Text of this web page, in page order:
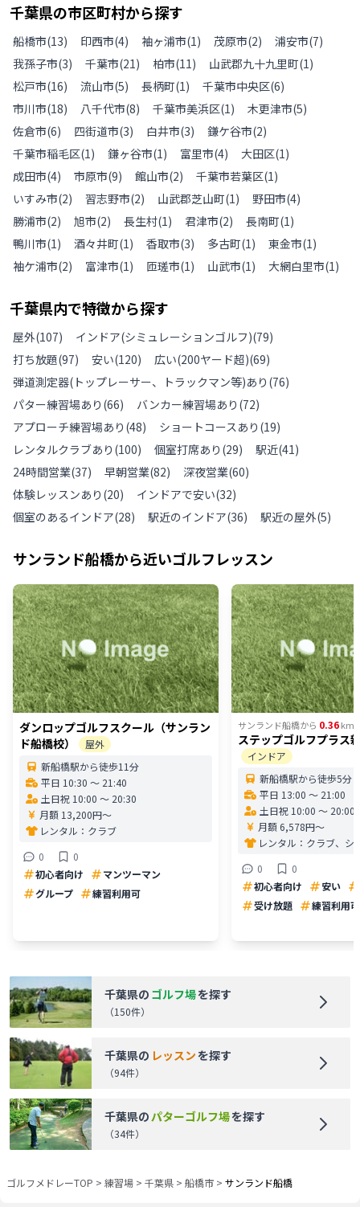
千葉県の市区町村から探す
船橋市(13) 印西市(4) 袖ヶ浦市(1) 茂原市(2) 浦安市(7)
我孫子市(3) 千葉市(21) 柏市(11) 山武郡九十九里町(1)
松戸市(16) 流山市(5) 長柄町(1) 千葉市中央区(6)
市川市(18) 八千代市(8) 千葉市美浜区(1) 木更津市(5)
佐倉市(6) 四街道市(3) 白井市(3) 鎌ケ谷市(2)
千葉市稲毛区(1) 鎌ヶ谷市(1) 富里市(4) 大田区(1)
成田市(4) 市原市(9) 館山市(2) 千葉市若葉区(1)
いすみ市(2) 習志野市(2) 山武郡芝山町(1) 野田市(4)
勝浦市(2) 旭市(2) 長生村(1) 君津市(2) 長南町(1)
鴨川市(1) 酒々井町(1) 香取市(3) 多古町(1) 東金市(1)
袖ケ浦市(2) 富津市(1) 匝瑳市(1) 山武市(1) 大網白里市(1)
千葉県内で特徴から探す
屋外(107) インドア(シミュレーションゴルフ)(79)
打ち放題(97) 安い(120) 広い(200ヤード超)(69)
弾道測定器(トップレーサー、トラックマン等)あり (76)
パター練習場あり (66) バンカー練習場あり (72)
アプローチ練習場あり (48) ショートコースあり (19)
レンタルクラブあり (100) 個室打席あり (29) 駅近(41)
24時間営業(37) 早朝営業(82) 深夜営業(60)
体験レッスンあり (20) インドアで安い(32)
個室のあるインドア(28) 駅近のインドア(36) 駅近の屋外(5)
サンランド船橋から近いゴルフレッスン
ダンロップゴルフスクール（サンラン
ド船橋校）
屋外
新船橋駅から徒歩11分
平日 10:30 〜 21:40
土日祝 10:00 〜 20:30
月額 13,200円〜
レンタル： クラブ
0
0
初心者向け
マンツーマン
グループ
練習利用可
サンランド船橋から 0.36km
ステップゴルフプラス
インドア
新船橋駅から徒歩5分
平日 13:00 〜 21:00
土日祝 10:00 〜 20:00
月額 6,578円〜
レンタル： クラブ、シ
0
0
初心者向け
安い
受け放題
練習利用可
千葉県の ゴルフ場を探す
（150件）
千葉県の レッスンを探す
（94件）
千葉県の パターゴルフ場を探す
（34件）
ゴルフメドレーTOP > 練習場 > 千葉県 > 船橋市 > サンランド船橋